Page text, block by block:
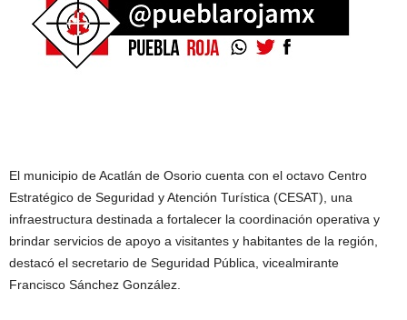
El municipio de Acatlán de Osorio cuenta con el octavo Centro
Estratégico de Seguridad y Atención Turística (CESAT), una
infraestructura destinada a fortalecer la coordinación operativa y
brindar servicios de apoyo a visitantes y habitantes de la región,
destacó el secretario de Seguridad Pública, vicealmirante
Francisco Sánchez González.